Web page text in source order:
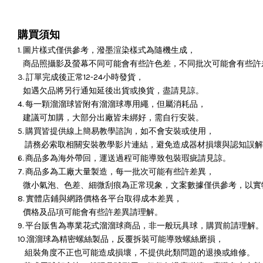
購買須知
1. 圖片樣式僅供參考，潑墨渲染樣式為隨機生成，
商品照攝影及螢幕不同可能會有些許色差，不同批次可能會有些許
3. 訂單完成後正常12-24小時發貨，
如遇欠品將另行通知延後出貨或換貨，盡請見諒。
4. 每一顆溜溜球皆附有溜溜球專用繩，但屬消耗品，
建議可加購，大部分出廠皆未綁好，需自行安裝。
5. 購買皆提供線上簡易教學諮詢，如不會安裝或使用，
請務必索取相關安裝教學影片連結，避免造成器材損壞與認知誤解
6. 商品多為海外帶回，運送過程可能導致包裝瑕疵請見諒。
7. 商品多為工廠大量製造，每一批次可能有些許差異，
微小氣泡、色差、細微刮痕為正常現象，文案數據僅供參考，以實
8. 實體店鋪與網路價格各平台取得成本差異，
價格及品項可能會有些許差異請理解。
9. 平台販售為專業花式溜溜球商品，非一般玩具球，購買前請理解。
10.溜溜球為精密螺絲製品，反覆拆裝可能導致螺絲磨損，
組裝角度不正也可能造成損壞， 不提供此類問題的退換或維修。